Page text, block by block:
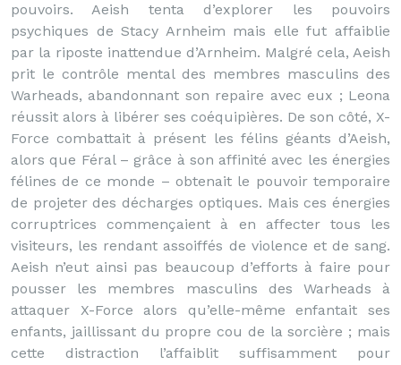
pouvoirs. Aeish tenta d’explorer les pouvoirs
psychiques de Stacy Arnheim mais elle fut affaiblie
par la riposte inattendue d’Arnheim. Malgré cela, Aeish
prit le contrôle mental des membres masculins des
Warheads, abandonnant son repaire avec eux ; Leona
réussit alors à libérer ses coéquipières. De son côté, X-
Force combattait à présent les félins géants d’Aeish,
alors que Féral – grâce à son affinité avec les énergies
félines de ce monde – obtenait le pouvoir temporaire
de projeter des décharges optiques. Mais ces énergies
corruptrices commençaient à en affecter tous les
visiteurs, les rendant assoiffés de violence et de sang.
Aeish n’eut ainsi pas beaucoup d’efforts à faire pour
pousser les membres masculins des Warheads à
attaquer X-Force alors qu’elle-même enfantait ses
enfants, jaillissant du propre cou de la sorcière ; mais
cette distraction l’affaiblit suffisamment pour